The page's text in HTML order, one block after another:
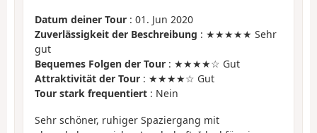
Datum deiner Tour : 01. Jun 2020
Zuverlässigkeit der Beschreibung : ★★★★★ Sehr
gut
Bequemes Folgen der Tour : ★★★★☆ Gut
Attraktivität der Tour : ★★★★☆ Gut
Tour stark frequentiert : Nein
Sehr schöner, ruhiger Spaziergang mit